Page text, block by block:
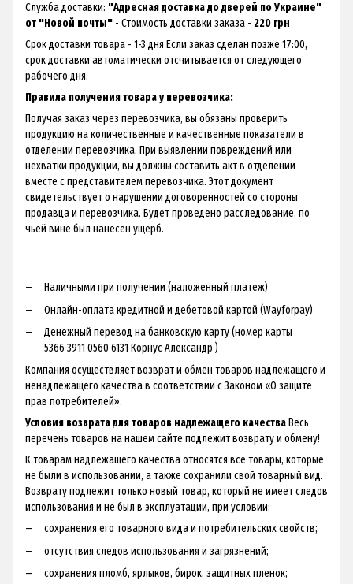
Служба доставки: "Адресная доставка до дверей по Украине"
от "Новой почты" - Стоимость доставки заказа - 220 грн
Срок доставки товара - 1-3 дня Если заказ сделан позже 17:00,
срок доставки автоматически отсчитывается от следующего
рабочего дня.
Правила получения товара у перевозчика:
Получая заказ через перевозчика, вы обязаны проверить
продукцию на количественные и качественные показатели в
отделении перевозчика. При выявлении повреждений или
нехватки продукции, вы должны составить акт в отделении
вместе с представителем перевозчика. Этот документ
свидетельствует о нарушении договоренностей со стороны
продавца и перевозчика. Будет проведено расследование, по
чьей вине был нанесен ущерб.
Наличными при получении (наложенный платеж)
Онлайн-оплата кредитной и дебетовой картой (Wayforpay)
Денежный перевод на банковскую карту (номер карты
5366 3911 0560 6131 Корнус Александр )
Компания осуществляет возврат и обмен товаров надлежащего и
ненадлежащего качества в соответствии с Законом «О защите
прав потребителей».
Условия возврата для товаров надлежащего качестваВесь
перечень товаров на нашем сайте подлежит возврату и обмену!
К товарам надлежащего качества относятся все товары, которые
не были в использовании, а также сохранили свой товарный вид.
Возврату подлежит только новый товар, который не имеет следов
использования и не был в эксплуатации, при условии:
сохранения его товарного вида и потребительских свойств;
отсутствия следов использования и загрязнений;
сохранения пломб, ярлыков, бирок, защитных пленок;